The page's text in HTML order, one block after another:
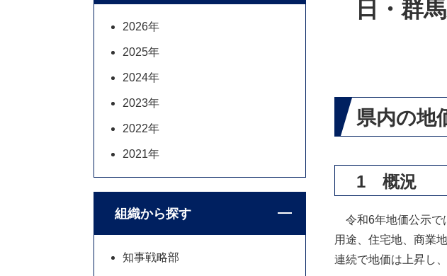
日・群
県内の地
1 概況
令和6年地価公示で
用途、住宅地、商業
連続で地価は上昇し
2026年
2025年
2024年
2023年
2022年
2021年
組織から探す
知事戦略部